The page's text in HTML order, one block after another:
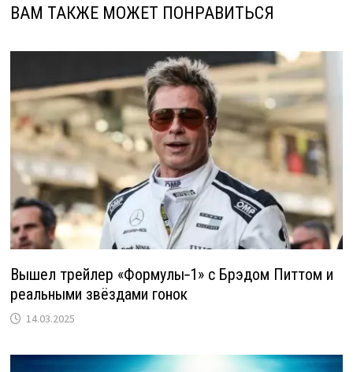
ВАМ ТАКЖЕ МОЖЕТ ПОНРАВИТЬСЯ
Вышел трейлер «Формулы‑1» с Брэдом Питтом и
реальными звёздами гонок
14.03.2025